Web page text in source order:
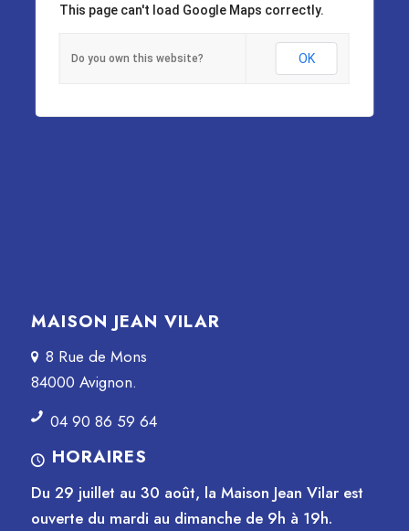
This page can't load Google Maps correctly.
Do you own this website? OK
MAISON JEAN VILAR
8 Rue de Mons
84000 Avignon.
04 90 86 59 64
HORAIRES
Du 29 juillet au 30 août, la Maison Jean Vilar est
ouverte du mardi au dimanche de 9h à 19h.